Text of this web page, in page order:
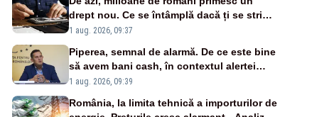
drept nou. Ce se întâmplă dacă ți se strică
un produs
1 aug. 2026, 09:37
Piperea, semnal de alarmă. De ce este bine
să avem bani cash, în contextul alertei
energetice?
1 aug. 2026, 09:39
România, la limita tehnică a importurilor de